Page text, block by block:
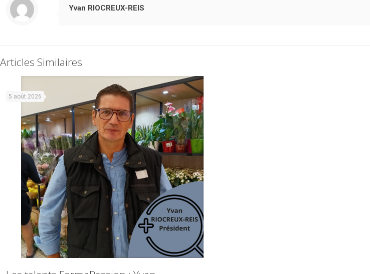
Yvan RIOCREUX-REIS
Articles Similaires
5 août 2026